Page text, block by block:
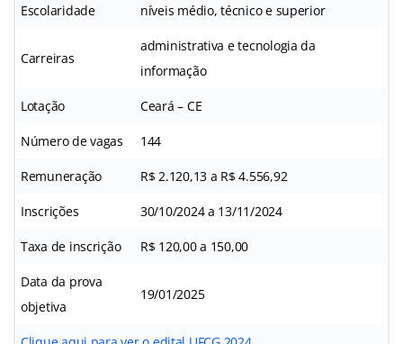
Escolaridade níveis médio, técnico e superior
Carreiras
administrativa e tecnologia da
informação
Lotação Ceará – CE
Número de vagas 144
Remuneração R$ 2.120,13 a R$ 4.556,92
Inscrições 30/10/2024 a 13/11/2024
Taxa de inscrição R$ 120,00 a 150,00
Data da prova
objetiva
19/01/2025